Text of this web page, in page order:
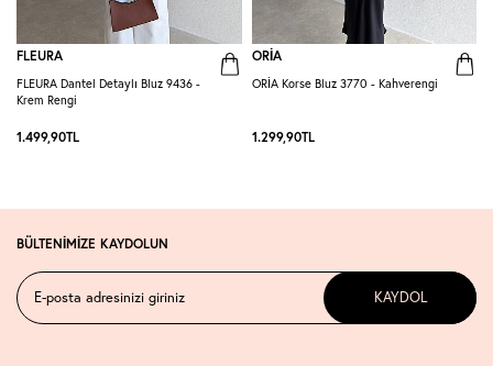
FLEURA
FLEURA Dantel Detaylı Bluz 9436 -
Krem Rengi
1.499,90TL
ORİA
ORİA Korse Bluz 3770 - Kahverengi
1.299,90TL
BÜLTENİMİZE KAYDOLUN
KAYDOL